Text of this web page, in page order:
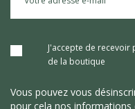
J'accepte de
de la boutique
Vous pouvez vous
pour cela nos